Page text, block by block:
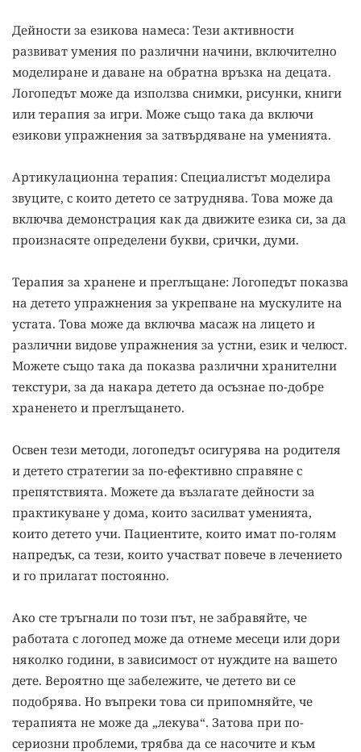
Дейности за езикова намеса: Тези активности
развиват умения по различни начини, включително
моделиране и даване на обратна връзка на децата.
Логопедът може да използва снимки, рисунки, книги
или терапия за игри. Може също така да включи
езикови упражнения за затвърдяване на уменията.
Артикулационна терапия: Специалистът моделира
звуците, с които детето се затруднява. Това може да
включва демонстрация как да движите езика си, за да
произнасяте определени букви, срички, думи.
Терапия за хранене и преглъщане: Логопедът показва
на детето упражнения за укрепване на мускулите на
устата. Това може да включва масаж на лицето и
различни видове упражнения за устни, език и челюст.
Можете също така да показва различни хранителни
текстури, за да накара детето да осъзнае по-добре
храненето и преглъщането.
Освен тези методи, логопедът осигурява на родителя
и детето стратегии за по-ефективно справяне с
препятствията. Можете да възлагате дейности за
практикуване у дома, които засилват уменията,
които детето учи. Пациентите, които имат по-голям
напредък, са тези, които участват повече в лечението
и го прилагат постоянно.
Ако сте тръгнали по този път, не забравяйте, че
работата с логопед може да отнеме месеци или дори
няколко години, в зависимост от нуждите на вашето
дете. Вероятно ще забележите, че детето ви се
подобрява. Но въпреки това си припомняйте, че
терапията не може да „лекува“. Затова при по-
сериозни проблеми, трябва да се насочите и към